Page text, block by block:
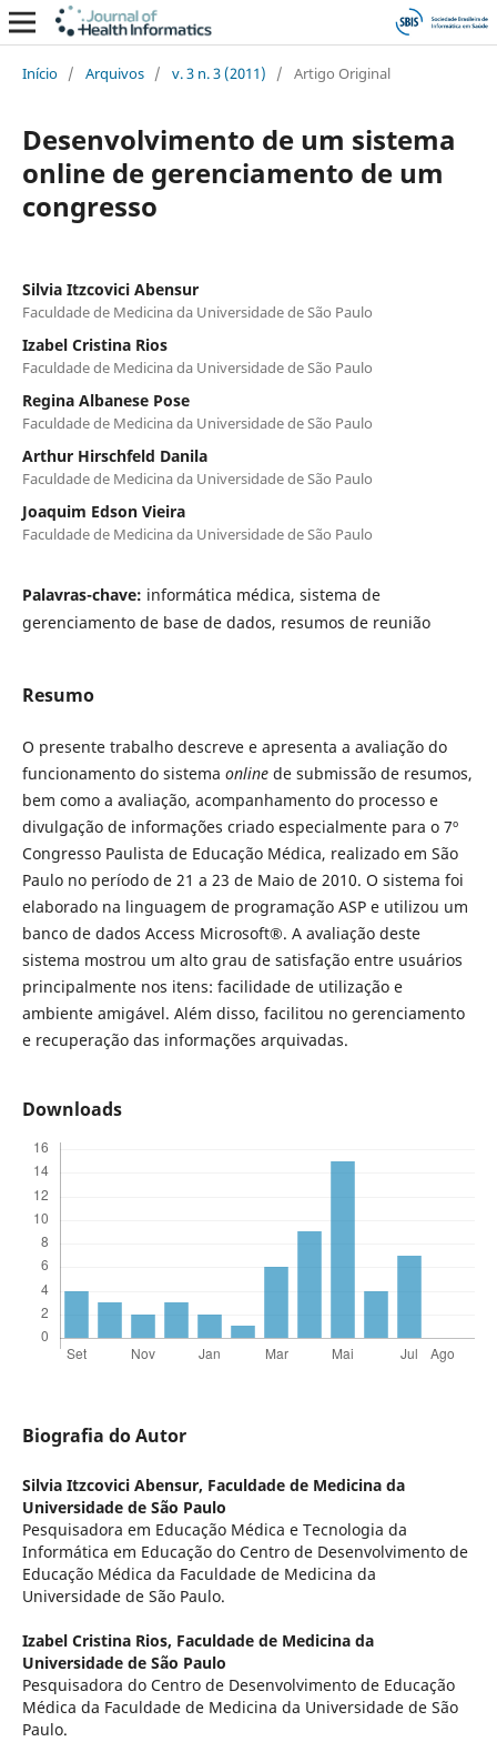
Início / Arquivos / v. 3 n. 3 (2011) / Artigo Original
Desenvolvimento de um sistema
online de gerenciamento de um
congresso
Silvia Itzcovici Abensur
Faculdade de Medicina da Universidade de São Paulo
Izabel Cristina Rios
Faculdade de Medicina da Universidade de São Paulo
Regina Albanese Pose
Faculdade de Medicina da Universidade de São Paulo
Arthur Hirschfeld Danila
Faculdade de Medicina da Universidade de São Paulo
Joaquim Edson Vieira
Faculdade de Medicina da Universidade de São Paulo
Palavras-chave: informática médica, sistema de
gerenciamento de base de dados, resumos de reunião
Resumo
O presente trabalho descreve e apresenta a avaliação do
funcionamento do sistema onlinede submissão de resumos,
bem como a avaliação, acompanhamento do processo e
divulgação de informações criado especialmente para o 7º
Congresso Paulista de Educação Médica, realizado em São
Paulo no período de 21 a 23 de Maio de 2010. O sistema foi
elaborado na linguagem de programação ASP e utilizou um
banco de dados Access Microsoft®. A avaliação deste
sistema mostrou um alto grau de satisfação entre usuários
principalmente nos itens: facilidade de utilização e
ambiente amigável. Além disso, facilitou no gerenciamento
e recuperação das informações arquivadas.
Downloads
Biografia do Autor
Silvia Itzcovici Abensur, Faculdade de Medicina da
Universidade de São Paulo
Pesquisadora em Educação Médica e Tecnologia da
Informática em Educação do Centro de Desenvolvimento de
Educação Médica da Faculdade de Medicina da
Universidade de São Paulo.
Izabel Cristina Rios, Faculdade de Medicina da
Universidade de São Paulo
Pesquisadora do Centro de Desenvolvimento de Educação
Médica da Faculdade de Medicina da Universidade de São
Paulo.